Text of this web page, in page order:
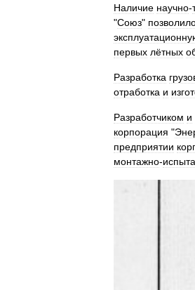
Наличие научно-
"Союз"
первых лётных
Разработка
отработка и
Разработчиком и
корпорация "
предприятии
монтажно-